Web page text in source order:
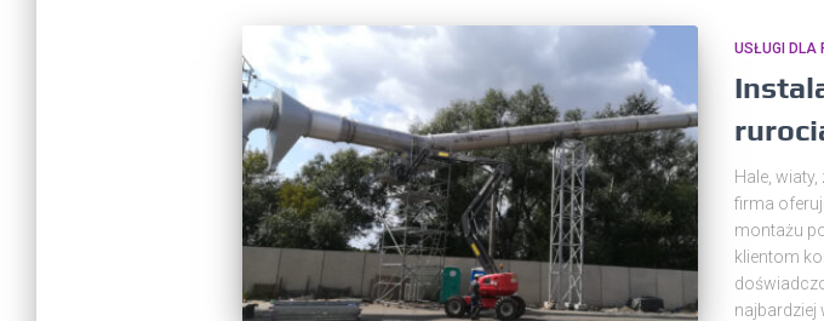
USŁUGI DLA
Hale,
firma
montażu
klientom
najbardziej